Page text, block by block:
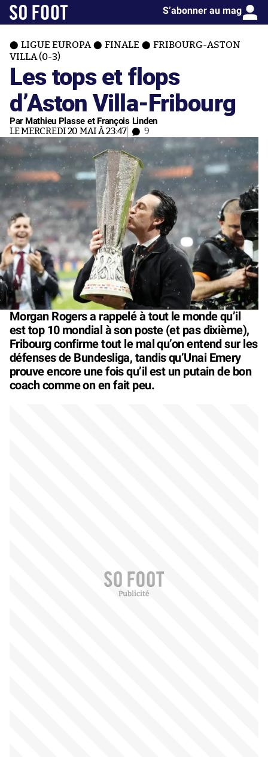
S’abonner au mag
LIGUE EUROPA FINALE
FRIBOURG-ASTON
VILLA (0-3)
Les tops et flops
d’Aston Villa-Fribourg
Par Mathieu Plasse et François Linden
LE MERCREDI 20 MAI À 23:47 9
Morgan Rogers a rappelé à tout le monde qu’il
est top 10 mondial à son poste (et pas dixième),
Fribourg confirme tout le mal qu’on entend sur les
défenses de Bundesliga, tandis qu’Unai Emery
prouve encore une fois qu’il est un putain de bon
coach comme on en fait peu.